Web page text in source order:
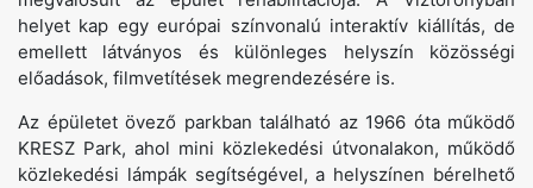
helyet kap egy európai színvonalú interaktív kiállítás, de
emellett látványos és különleges helyszín közösségi
előadások, filmvetítések megrendezésére is.
Az épületet övező parkban található az 1966 óta működő
KRESZ Park, ahol mini közlekedési útvonalakon, működő
közlekedési lámpák segítségével, a helyszínen bérelhető